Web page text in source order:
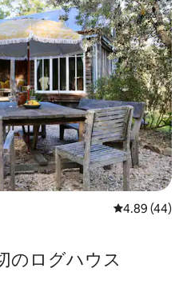
レビュー44
4.89 (44)
のログハウス